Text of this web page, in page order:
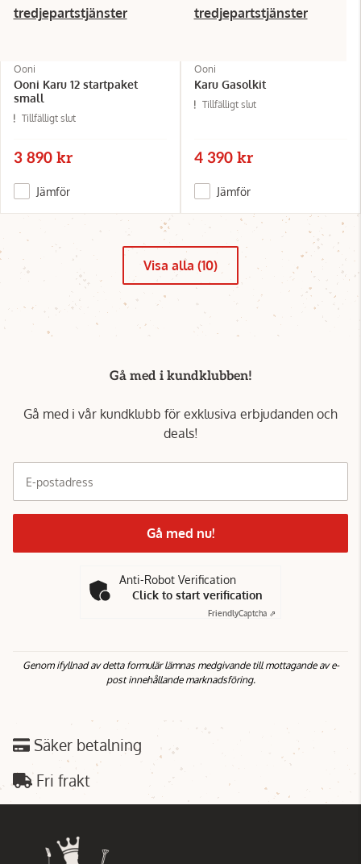
tredjepartstjänster
Ooni
Ooni Karu 12 startpaket
small
Tillfälligt slut
3 890 kr
Jämför
tredjepartstjänster
Ooni
Karu Gasolkit
Tillfälligt slut
4 390 kr
Jämför
Visa alla (10)
Gå med i kundklubben!
Gå med i vår kundklubb för exklusiva erbjudanden och
deals!
E-postadress
Gå med nu!
Anti-Robot Verification
Click to start verification
FriendlyCaptcha ⇗
Genom ifyllnad av detta formulär lämnas medgivande till mottagande av e-
post innehållande marknadsföring.
Säker betalning
Fri frakt